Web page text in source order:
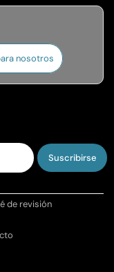
nosotros
de revisión